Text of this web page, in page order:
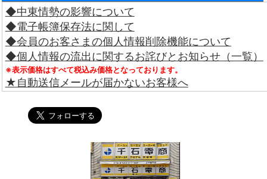
◆中東情勢の影響について
◆電子帳簿保存法に関して
◆会員のお客さまの個人情報削除機能について
◆個人情報の流出に関するお詫びとお知らせ（一覧）
※表示価格はすべて税込み価格となっております。
★自動送信メールが届かないお客様へ